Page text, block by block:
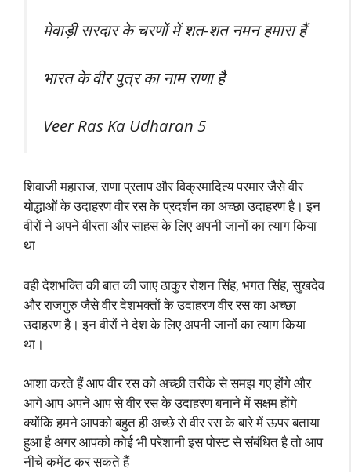
मेवाड़ी सरदार के चरणों में शत-शत नमन हमारा हैं
भारत के वीर पुत्र का नाम राणा है
Veer Ras Ka Udharan 5
शिवाजी महाराज, राणा प्रताप और विक्रमादित्य परमार जैसे वीर
योद्धाओं के उदाहरण वीर रस के प्रदर्शन का अच्छा उदाहरण है। इन
वीरों ने अपने वीरता और साहस के लिए अपनी जानों का त्याग किया
था
वही देशभक्ति की बात की जाए ठाकुर रोशन सिंह, भगत सिंह, सुखदेव
और राजगुरु जैसे वीर देशभक्तों के उदाहरण वीर रस का अच्छा
उदाहरण है। इन वीरों ने देश के लिए अपनी जानों का त्याग किया
था।
आशा करते हैं आप वीर रस को अच्छी तरीके से समझ गए होंगे और
आगे आप अपने आप से वीर रस के उदाहरण बनाने में सक्षम होंगे
क्योंकि हमने आपको बहुत ही अच्छे से वीर रस के बारे में ऊपर बताया
हुआ है अगर आपको कोई भी परेशानी इस पोस्ट से संबंधित है तो आप
नीचे कमेंट कर सकते हैं